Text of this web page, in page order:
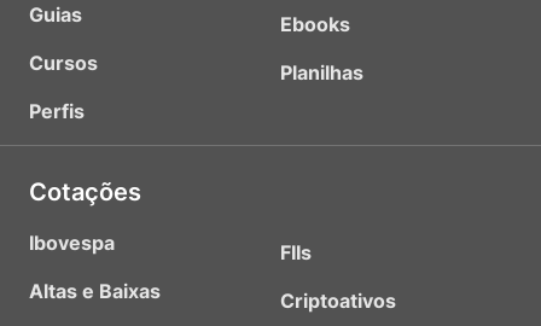
Guias
Cursos
Perfis
Ebooks
Planilhas
Cotações
Ibovespa
Altas e Baixas
FIIs
Criptoativos